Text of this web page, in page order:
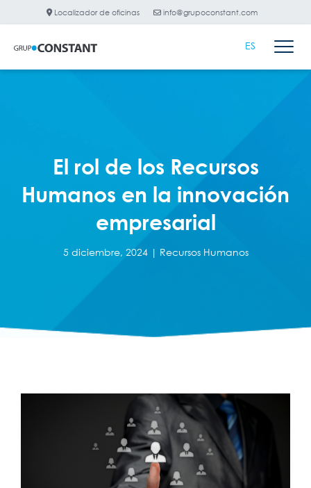
Localizador de oficinas info@grupoconstant.com
ES
El rol de los Recursos
Humanos en la innovación
empresarial
5 diciembre, 2024 | Recursos Humanos